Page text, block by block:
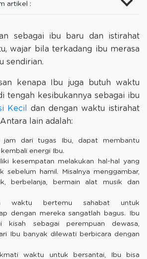
artikel :
sebagai ibu baru dan istirahat
wajar bila terkadang ibu merasa
sendirian.
kenapa Ibu juga butuh waktu
tengah kesibukannya sebagai ibu
Kecil
dan dengan waktu istirahat
lain adalah:
jam dari tugas Ibu, dapat membantu
energi Ibu.
kesempatan melakukan hal-hal yang
sebelum hamil. Misalnya menggambar,
berbelanja, bermain alat musik dan
waktu bertemu sahabat untuk
dengan mereka sangatlah bagus. Ibu
kisah sebagai perempuan dewasa,
Ibu banyak dilewati berbicara dengan
waktu untuk bersantai, Ibu bisa